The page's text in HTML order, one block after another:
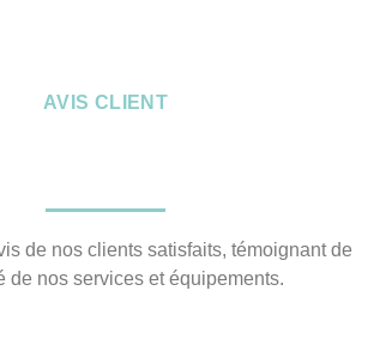
AVIS CLIENT
de nos clients satisfaits, témoignant de
de nos services et équipements.